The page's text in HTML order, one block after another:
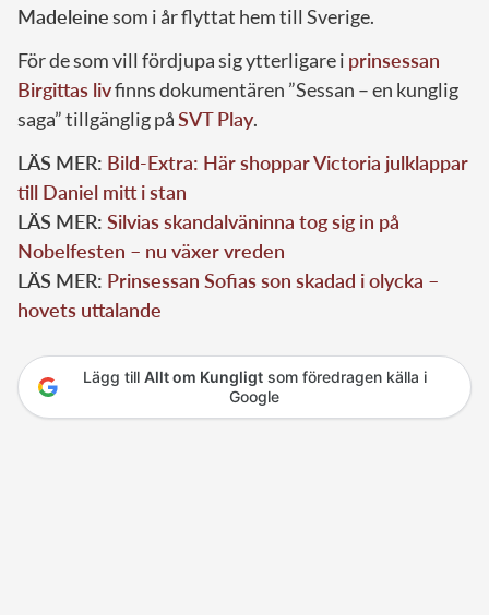
Madeleinesom i år flyttat hem till Sverige.
För de som vill fördjupa sig ytterligare i prinsessan
Birgittas livfinns dokumentären ”Sessan – en kunglig
saga” tillgänglig påSVT Play.
LÄS MER: Bild-Extra: Här shoppar Victoria julklappar
till Daniel mitt i stan
LÄS MER: Silvias skandalväninna tog sig in på
Nobelfesten – nu växer vreden
LÄS MER: Prinsessan Sofias son skadad i olycka –
hovets uttalande
Lägg till Allt om Kungligtsom föredragen källa i
Google